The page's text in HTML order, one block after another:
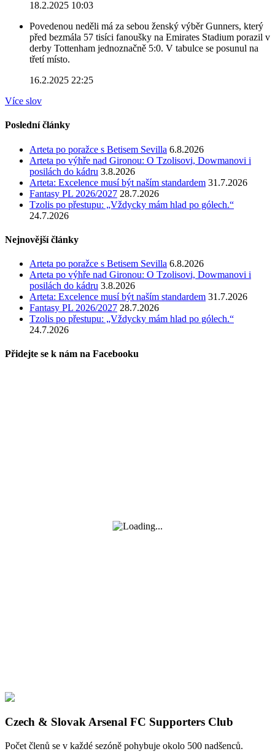
18.2.2025 10:03
Povedenou neděli má za sebou ženský výběr Gunners, který
před bezmála 57 tisíci fanoušky na Emirates Stadium porazil v
derby Tottenham jednoznačně 5:0. V tabulce se posunul na
třetí místo.
16.2.2025 22:25
Více slov
Poslední články
Arteta po poražce s Betisem Sevilla 6.8.2026
Arteta po výhře nad Gironou: O Tzolisovi, Dowmanovi i
posilách do kádru 3.8.2026
Arteta: Excelence musí být naším standardem 31.7.2026
Fantasy PL 2026/2027 28.7.2026
Tzolis po přestupu: „Vždycky mám hlad po gólech.“
24.7.2026
Nejnovější články
Arteta po poražce s Betisem Sevilla 6.8.2026
Arteta po výhře nad Gironou: O Tzolisovi, Dowmanovi i
posilách do kádru 3.8.2026
Arteta: Excelence musí být naším standardem 31.7.2026
Fantasy PL 2026/2027 28.7.2026
Tzolis po přestupu: „Vždycky mám hlad po gólech.“
24.7.2026
Přidejte se k nám na Facebooku
Czech & Slovak Arsenal FC Supporters Club
Počet členů se v každé sezóně pohybuje okolo 500 nadšenců.